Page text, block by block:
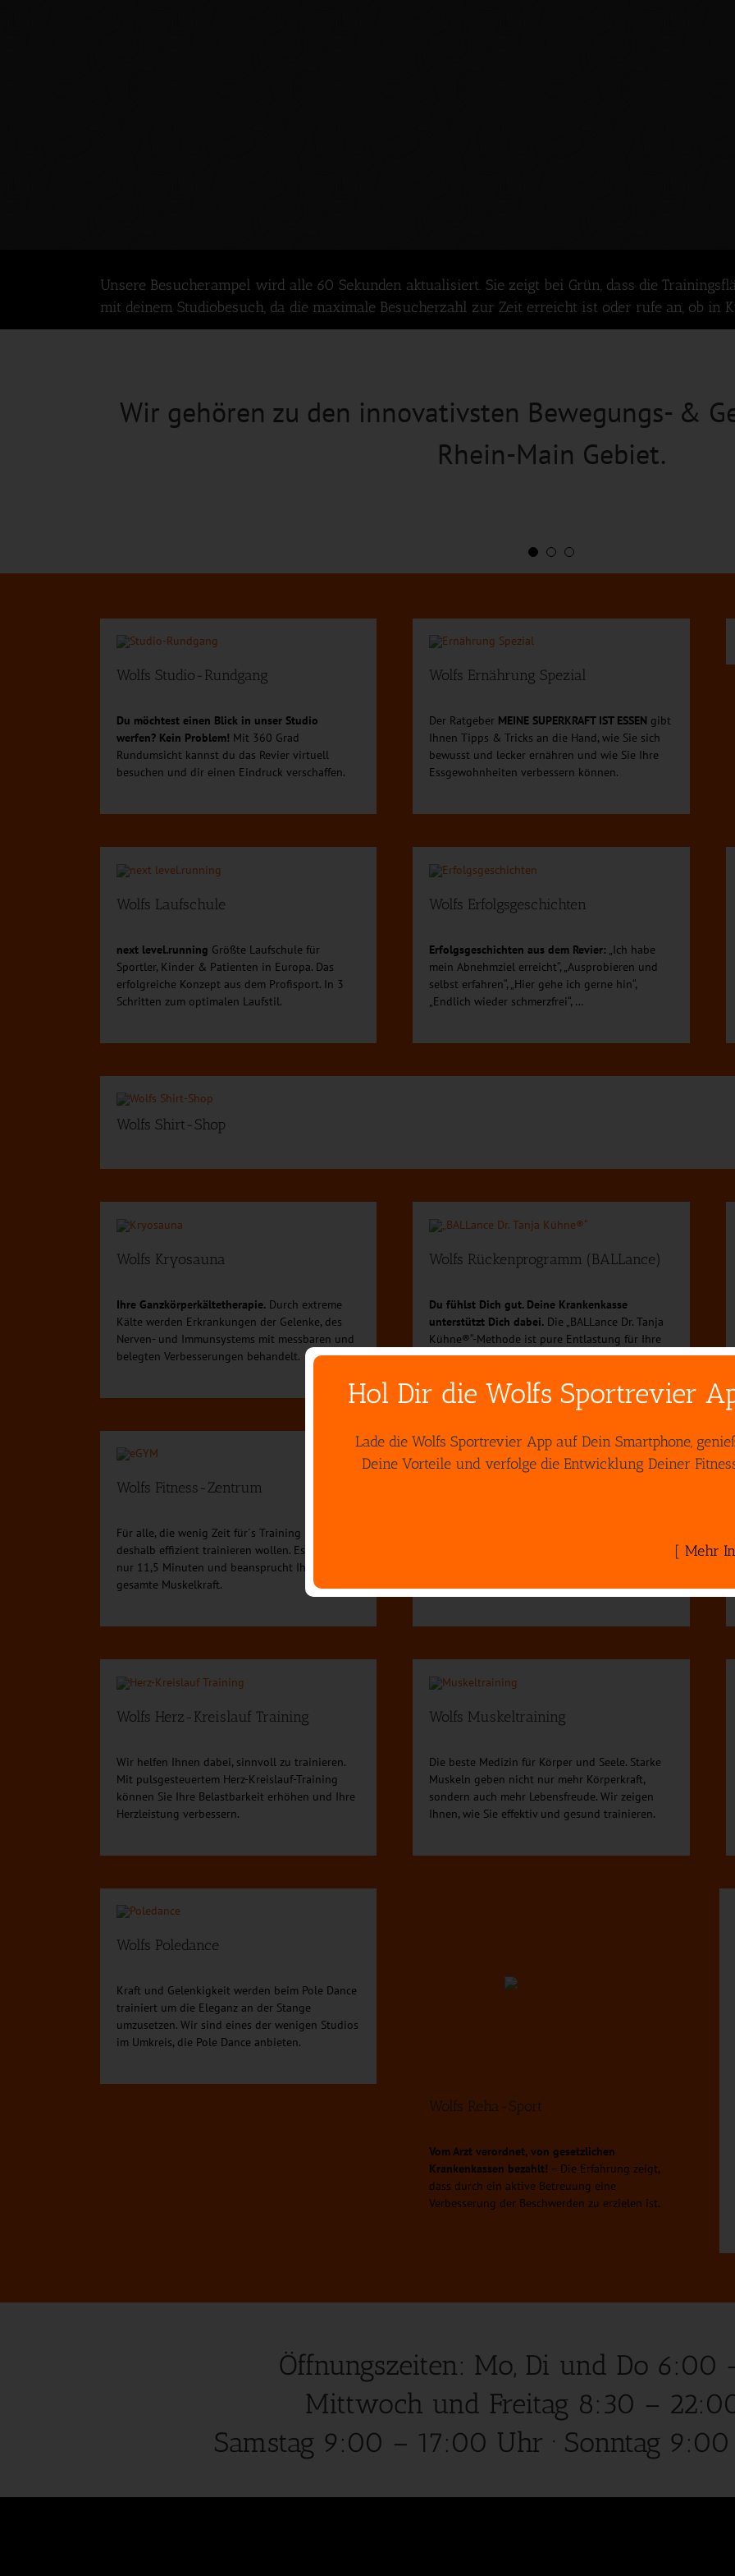
Unsere Besucherampel wird alle 60 Sekunden aktualisiert. Sie zeigt bei Grün, dass die
mit deinem Studiobesuch, da die maximale Besucherzahl zur Zeit erreicht ist oder rufe an, ob in
Wir gehören zu den innovativsten Bewegungs- &
Rhein-Main Gebiet.
Unser stetiger Anspruch ist die Integration
hochwertigsten Konzepten in den Bereichen
Das Vertrauen, das uns entgegengebracht wird,
Bewegung & Gesundheit zu begleiten, treibt uns an
Wolfs Studio-Rundgang
Du möchtest einen Blick in unser Studio
werfen? Kein Problem! Mit 360 Grad
Rundumsicht kannst du das Revier virtuell
besuchen und dir einen Eindruck verschaffen.
Wolfs Ernährung Spezial
Der Ratgeber MEINE SUPERKRAFT IST ESSEN gibt
Ihnen Tipps & Tricks an die Hand, wie Sie sich
bewusst und lecker ernähren und wie Sie Ihre
Essgewohnheiten verbessern können.
Wolfs Laufschule
next level.running Größte Laufschule für
Sportler, Kinder & Patienten in Europa. Das
erfolgreiche Konzept aus dem Profisport. In 3
Schritten zum optimalen Laufstil.
Wolfs Erfolgsgeschichten
Erfolgsgeschichten aus dem Revier: „Ich habe
mein Abnehmziel erreicht“, „Ausprobieren und
selbst erfahren“, „Hier gehe ich gerne hin“,
„Endlich wieder schmerzfrei“, …
Wolfs Shirt-Shop
Wolfs Kryosauna
Ihre Ganzkörperkältetherapie.Durch extreme
Kälte werden Erkrankungen der Gelenke, des
Nerven- und Immunsystems mit messbaren und
belegten Verbesserungen behandelt.
Wolfs Rückenprogramm (BALLance)
Du fühlst Dich gut. Deine Krankenkasse
unterstützt Dich dabei. Die „BALLance Dr. Tanja
Kühne®“-Methode ist pure Entlastung für Ihre
Rückenmuskulatur und Bandscheiben.
Wolfs Fitness-Zentrum
Für alle, die wenig Zeit für´s Training haben und
deshalb effizient trainieren wollen. Es dauert
nur 11,5 Minuten und beansprucht Ihre
gesamte Muskelkraft.
Wolfs Herz-Kreislauf Training
Wir helfen Ihnen dabei, sinnvoll zu trainieren.
Mit pulsgesteuertem Herz-Kreislauf-Training
können Sie Ihre Belastbarkeit erhöhen und Ihre
Herzleistung verbessern.
Wolfs Muskeltraining
Die beste Medizin für Körper und Seele. Starke
Muskeln geben nicht nur mehr Körperkraft,
sondern auch mehr Lebensfreude. Wir zeigen
Ihnen, wie Sie effektiv und gesund trainieren.
Wolfs Poledance
Kraft und Gelenkigkeit werden beim Pole Dance
trainiert um die Eleganz an der Stange
umzusetzen. Wir sind eines der wenigen Studios
im Umkreis, die Pole Dance anbieten.
Wolfs Reha-Sport
Vom Arzt verordnet, von gesetzlichen
Krankenkassen bezahlt! – Die Erfahrung zeigt,
dass durch ein aktive Betreuung eine
Verbesserung der Beschwerden zu erzielen ist.
Öffnungszeiten: Mo, Di und Do 6:00
Mittwoch und Freitag 8:30 –
Samstag 9:00 – 17:00 Uhr · Sonntag
Hol Dir die Wolfs Sportrevier
Lade die Wolfs Sportrevier App auf Dein Smartphone,
Deine Vorteile und verfolge die Entwicklung Deiner
[Mehr